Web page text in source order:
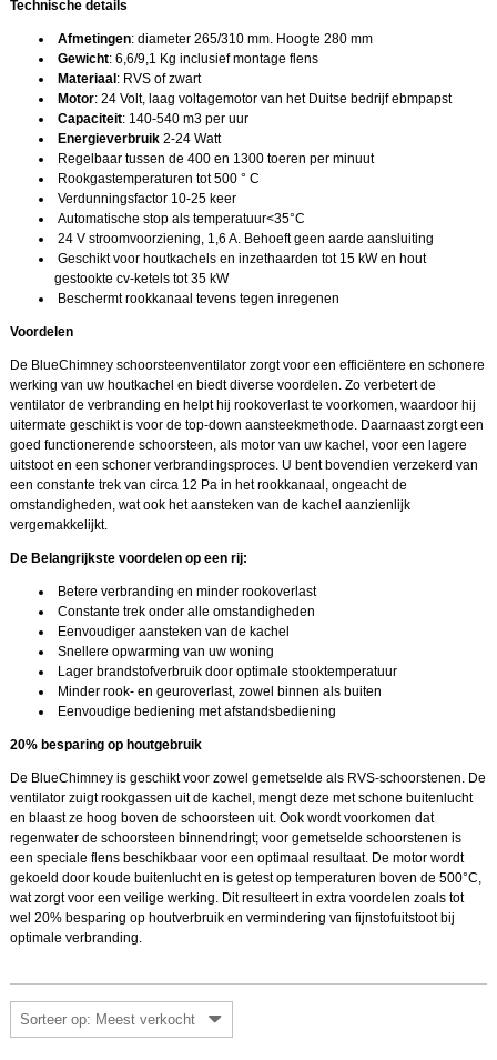
Technische details
Afmetingen: diameter 265/310 mm. Hoogte 280 mm
Gewicht: 6,6/9,1 Kg inclusief montage flens
Materiaal : RVS of zwart
Motor: 24 Volt, laag voltagemotor van het Duitse bedrijf ebmpapst
Capaciteit: 140-540 m3 per uur
Energieverbruik 2-24 Watt
Regelbaar tussen de 400 en 1300 toeren per minuut
Rookgastemperaturen tot 500 ° C
Verdunningsfactor 10-25 keer
Automatische stop als temperatuur<35°C
24 V stroomvoorziening, 1,6 A. Behoeft geen aarde aansluiting
Geschikt voor houtkachels en inzethaarden tot 15 kW en hout
gestookte cv-ketels tot 35 kW
Beschermt rookkanaal tevens tegen inregenen
Voordelen
De BlueChimney schoorsteenventilator zorgt voor een efficiëntere en schonere
werking van uw houtkachel en biedt diverse voordelen. Zo verbetert de
ventilator de verbranding en helpt hij rookoverlast te voorkomen, waardoor hij
uitermate geschikt is voor de top-down aansteekmethode. Daarnaast zorgt een
goed functionerende schoorsteen, als motor van uw kachel, voor een lagere
uitstoot en een schoner verbrandingsproces. U bent bovendien verzekerd van
een constante trek van circa 12 Pa in het rookkanaal, ongeacht de
omstandigheden, wat ook het aansteken van de kachel aanzienlijk
vergemakkelijkt.
De Belangrijkste voordelen op een rij:
Betere verbranding en minder rookoverlast
Constante trek onder alle omstandigheden
Eenvoudiger aansteken van de kachel
Snellere opwarming van uw woning
Lager brandstofverbruik door optimale stooktemperatuur
Minder rook- en geuroverlast, zowel binnen als buiten
Eenvoudige bediening met afstandsbediening
20% besparing op houtgebruik
De BlueChimney is geschikt voor zowel gemetselde als RVS-schoorstenen. De
ventilator zuigt rookgassen uit de kachel, mengt deze met schone buitenlucht
en blaast ze hoog boven de schoorsteen uit. Ook wordt voorkomen dat
regenwater de schoorsteen binnendringt; voor gemetselde schoorstenen is
een speciale flens beschikbaar voor een optimaal resultaat. De motor wordt
gekoeld door koude buitenlucht en is getest op temperaturen boven de 500°C,
wat zorgt voor een veilige werking. Dit resulteert in extra voordelen zoals tot
wel 20% besparing op houtverbruik en vermindering van fijnstofuitstoot bij
optimale verbranding.
Sorteer op: Meest verkocht